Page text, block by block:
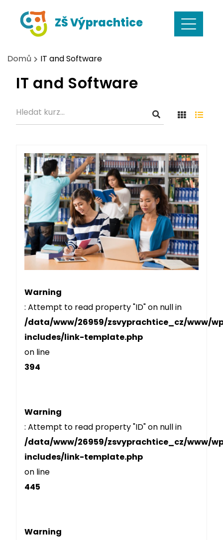
content
ZŠ Výprachtice
Domů IT and Software
IT and Software
Warning
: Attempt to read property "ID" on null in
/data/www/26959/zsvyprachtice_cz/www/
includes/link-template.php
on line
394
Warning
: Attempt to read property "ID" on null in
/data/www/26959/zsvyprachtice_cz/www/
includes/link-template.php
on line
445
Warning